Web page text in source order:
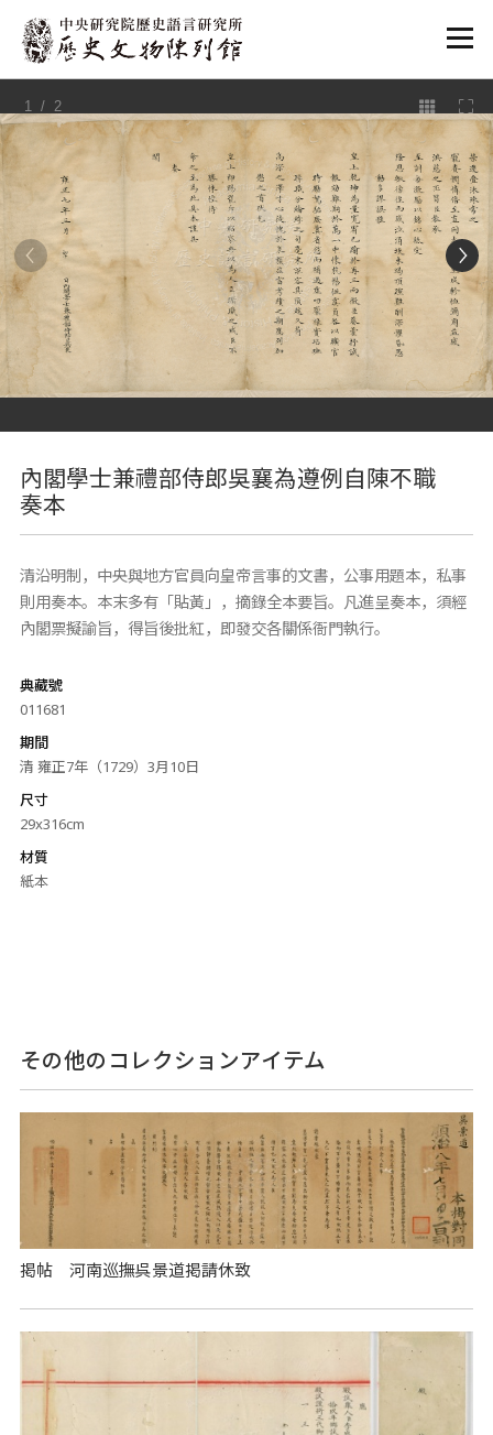
:::
1 / 2
內閣學士兼禮部侍郎吳襄為遵例自陳不職
奏本
清沿明制，中央與地方官員向皇帝言事的文書，公事用題本，私事
則用奏本。本末多有「貼黃」，摘錄全本要旨。凡進呈奏本，須經
內閣票擬諭旨，得旨後批紅，即發交各關係衙門執行。
典藏號
011681
期間
清 雍正7年（1729）3月10日
尺寸
29x316cm
材質
紙本
その他のコレクションアイテム
掲帖 河南巡撫呉景道掲請休致